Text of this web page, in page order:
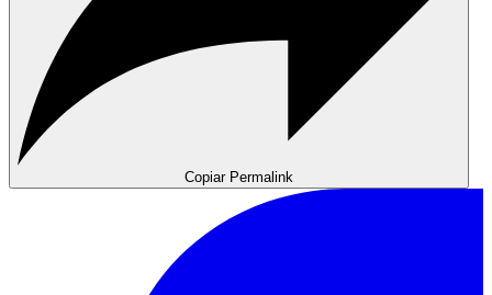
Copiar Permalink